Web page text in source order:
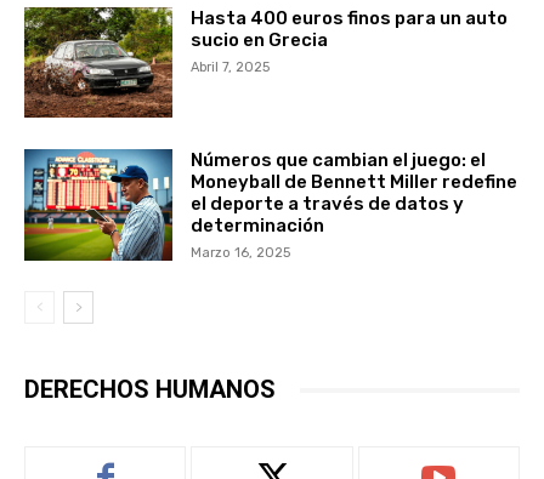
Hasta 400 euros finos para un auto
sucio en Grecia
Abril 7, 2025
Números que cambian el juego: el
Moneyball de Bennett Miller redefine
el deporte a través de datos y
determinación
Marzo 16, 2025
DERECHOS HUMANOS